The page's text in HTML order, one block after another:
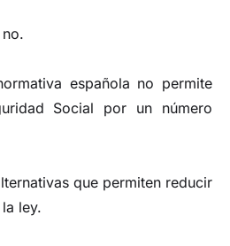
española no permite
Social por un número
que permiten reducir
ley.